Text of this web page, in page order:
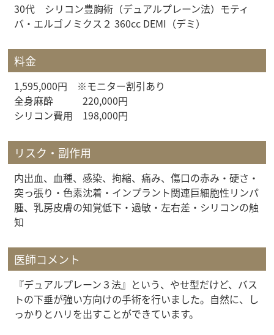
30代 シリコン豊胸術（デュアルプレーン法）モティ
バ・エルゴノミクス２ 360cc DEMI（デミ）
料金
1,595,000円 ※モニター割引あり
全身麻酔 220,000円
シリコン費用 198,000円
リスク・副作用
内出血、血種、感染、拘縮、痛み、傷口の赤み・硬さ・
突っ張り・色素沈着・インプラント関連巨細胞性リンパ
腫、乳房皮膚の知覚低下・過敏・左右差・シリコンの触
知
医師コメント
『デュアルプレーン３法』という、やせ型だけど、バス
トの下垂が強い方向けの手術を行いました。自然に、し
っかりとハリを出すことができています。